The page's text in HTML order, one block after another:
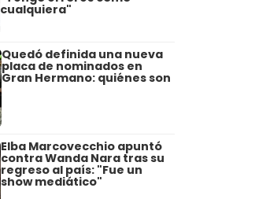
cualquiera"
Quedó definida una nueva
placa de nominados en
Gran Hermano: quiénes son
Elba Marcovecchio apuntó
contra Wanda Nara tras su
regreso al país: "Fue un
show mediático"